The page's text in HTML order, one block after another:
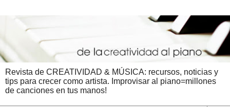
Revista de CREATIVIDAD & MÚSICA: recursos, noticias y
tips para crecer como artista. Improvisar al piano=millones
de canciones en tus manos!